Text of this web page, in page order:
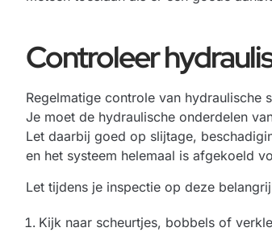
Controleer
Regelmatige controle van
Je moet de hydraulische onderdelen
Let daarbij goed op slijtage,
en het systeem helemaal is afgekoeld
Let tijdens je inspectie op deze
Kijk naar scheurtjes, bobbels of